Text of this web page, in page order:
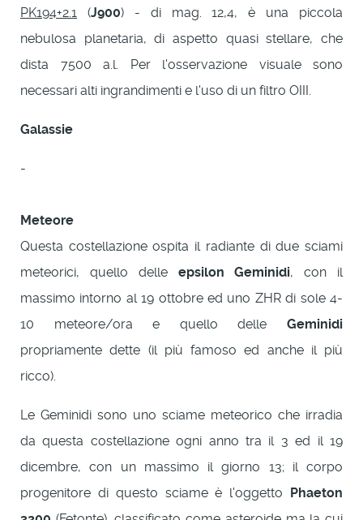
PK194+2.1 (J900) - di mag. 12,4, è una piccola
nebulosa planetaria, di aspetto quasi stellare, che
dista 7500 a.l. Per l'osservazione visuale sono
necessari alti ingrandimenti e l'uso di un filtro OIII.
Galassie
-
Meteore
Questa costellazione ospita il radiante di due sciami
meteorici, quello delle epsilon Geminidi, con il
massimo intorno al 19 ottobre ed uno ZHR di sole 4-
10 meteore/ora e quello delle Geminidi
propriamente dette (il più famoso ed anche il più
ricco).
Le Geminidi sono uno sciame meteorico che irradia
da questa costellazione ogni anno tra il 3 ed il 19
dicembre, con un massimo il giorno 13; il corpo
progenitore di questo sciame è l'oggetto Phaeton